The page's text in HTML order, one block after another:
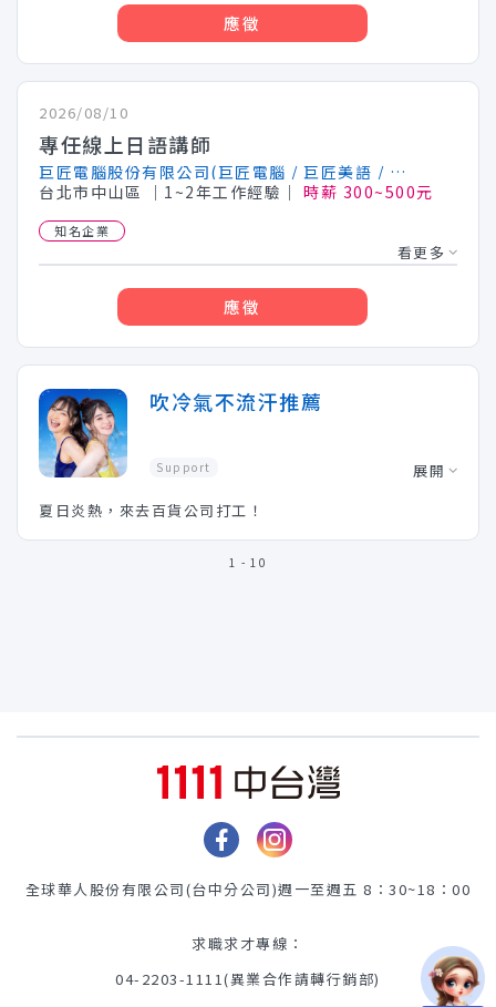
應徵
2026/08/10
專任線上日語講師
巨匠電腦股份有限公司(巨匠電腦 / 巨匠美語 / 巨匠雲科技)
台北市中山區
│1~2年工作經驗│ 時薪 300~500元
知名企業
看更多
應徵
吹冷氣不流汗推薦
展開
Support
夏日炎熱，來去百貨公司打工！
1 - 10
全球華人股份有限公司(台中分公司)週一至週五 8：30~18：00
求職求才專線：
04-2203-1111(異業合作請轉行銷部)